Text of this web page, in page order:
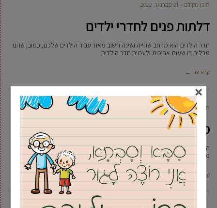
תוכן מקודם 21 פברואר, 2022
דלתות פנים לחדרי ילדים
חדר הילדים הוא מרחב שהייה ושינה חשוב מאוד עבור הילדים שלכם, כמובן שהם
מבלים בו שעות ארוכות ולעתים חדר הילדים
קרא עוד ←
תוכן מקודם 20 פברואר, 2022
מה זה אוטומציה
התרגום של המילה אוטומציה הוא- פועל מעצמו והכוונה היא שימוש במכשור
מכאני או מכשור אלקטרוני על מנת לבצע סדרה של
קרא עוד ←
×